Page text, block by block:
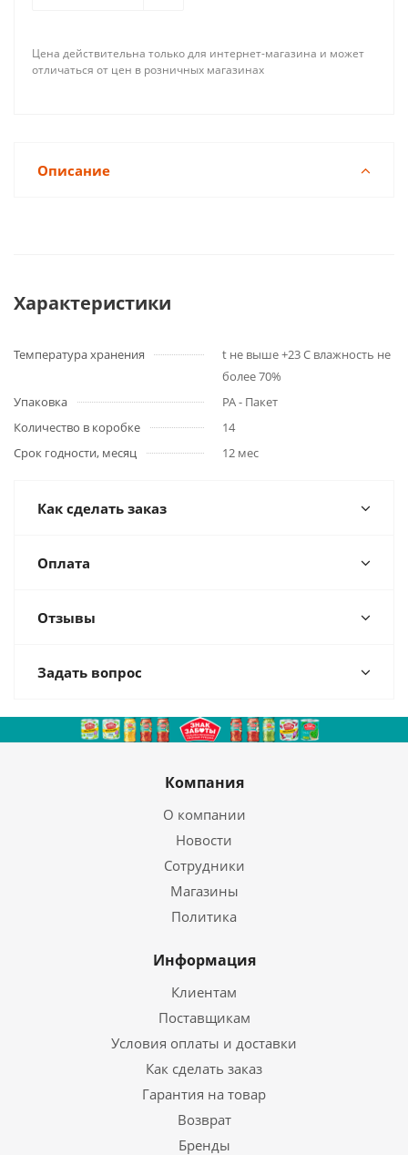
Цена действительна только для интернет-магазина и может
отличаться от цен в розничных магазинах
Описание
Характеристики
Температура хранения
t не выше +23 C влажность не
более 70%
Упаковка
PA - Пакет
Количество в коробке
14
Срок годности, месяц
12 мес
Как сделать заказ
Оплата
Отзывы
Задать вопрос
Компания
О компании
Новости
Сотрудники
Магазины
Политика
Информация
Клиентам
Поставщикам
Условия оплаты и доставки
Как сделать заказ
Гарантия на товар
Возврат
Бренды